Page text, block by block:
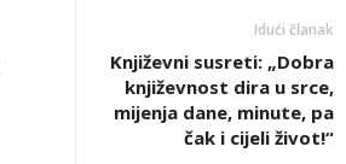
Idući članak
Književni susreti: „Dobra
književnost dira u srce,
mijenja dane, minute, pa
čak i cijeli život!“